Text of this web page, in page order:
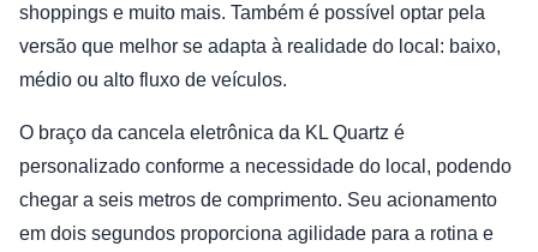
shoppings e muito mais. Também é possível optar pela
versão que melhor se adapta à realidade do local: baixo,
médio ou alto fluxo de veículos.
O braço da cancela eletrônica da KL Quartz é
personalizado conforme a necessidade do local, podendo
chegar a seis metros de comprimento. Seu acionamento
em dois segundos proporciona agilidade para a rotina e